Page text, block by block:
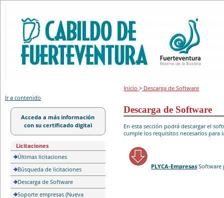
Ir a contenido
Acceda a más información
con su certificado digital
Licitaciones
Últimas licitaciones
Búsqueda de licitaciones
Descarga de Software
Soporte empresas (Nueva
Inicio> Descarga de Software
Descarga de Software
En esta sección podrá descargar el
cumple los requisitos necesarios para
PLYCA-Empresas Software